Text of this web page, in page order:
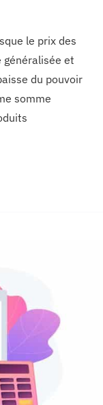
le prix des
généralisée et
du pouvoir
somme